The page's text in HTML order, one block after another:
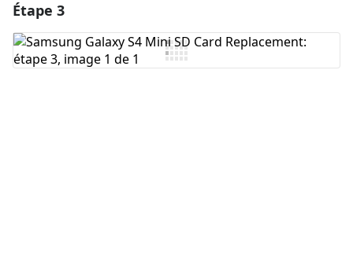
Ajouter un commentaire
Étape 3